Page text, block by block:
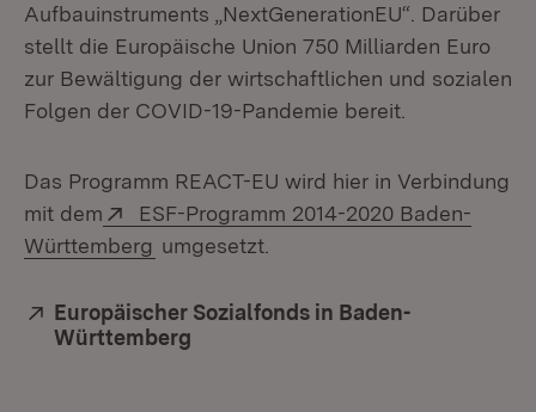
Aufbauinstruments „NextGenerationEU“. Darüber
stellt die Europäische Union 750 Milliarden Euro
zur Bewältigung der wirtschaftlichen und sozialen
Folgen der COVID-19-Pandemie bereit.
Das Programm REACT-EU wird hier in Verbindung
mit dem
Extern:
ESF-Programm 2014-2020 Baden-
Württemberg (Öffnet in neuem Fenster)
umgesetzt.
Extern:
Europäischer Sozialfonds in Baden-
Württemberg